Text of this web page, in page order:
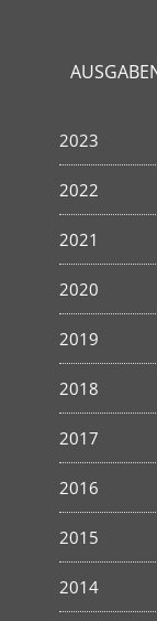
2023
2022
2021
2020
2019
2018
2017
2016
2015
2014